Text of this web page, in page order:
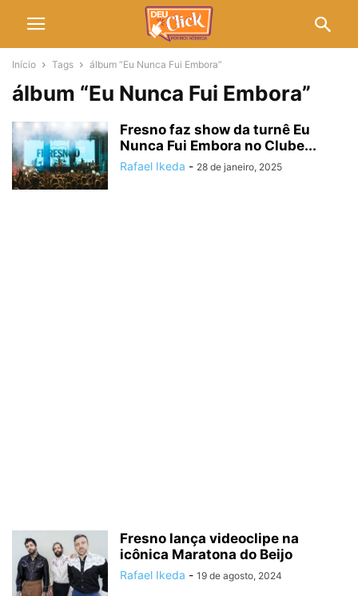
Início Tags álbum “Eu Nunca Fui Embora”
álbum “Eu Nunca Fui Embora”
Fresno faz show da turnê Eu
Nunca Fui Embora no Clube...
Rafael Ikeda - 28 de janeiro, 2025
Fresno lança videoclipe na
icônica Maratona do Beijo
Rafael Ikeda - 19 de agosto, 2024